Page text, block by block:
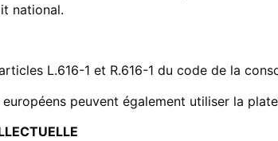
national.
L.616-1 et R.616-1 du code de la
peuvent également utiliser la